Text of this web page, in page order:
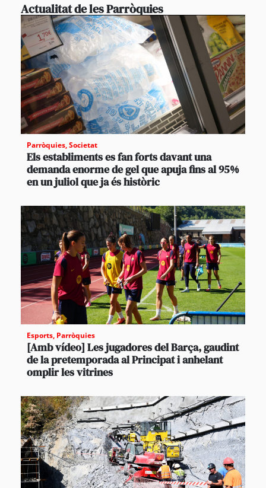
Actualitat de les Parròquies
Parròquies,Societat
Els establiments es fan forts davant una
demanda enorme de gel que apuja fins al 95%
en un juliol que ja és històric
Esports, Parròquies
[Amb vídeo] Les jugadores del Barça, gaudint
de la pretemporada al Principat i anhelant
omplir les vitrines